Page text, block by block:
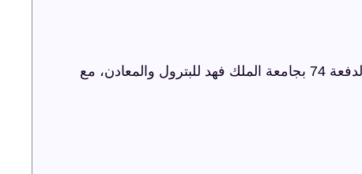
شركة ترفيه الشرقية تنظم حفل اليوبيل الذهبي لدفعة 74 بجامعة الملك فهد للبترول والمعادن، مع